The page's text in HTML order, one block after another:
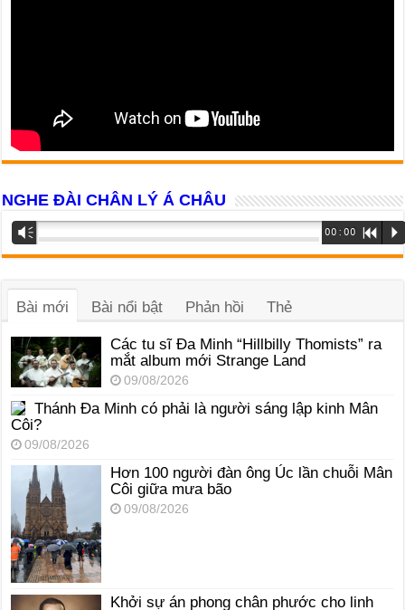
NGHE ĐÀI CHÂN LÝ Á CHÂU
Trình
phát
âm
Vm 00:00 R P
Bài mới Bài nổi bật Phản hồi Thẻ
Các tu sĩ Đa Minh “Hillbilly Thomists” ra
mắt album mới Strange Land
09/08/2026
Thánh Đa Minh có phải là người sáng lập kinh Mân
Côi?
09/08/2026
Hơn 100 người đàn ông Úc lần chuỗi Mân
Côi giữa mưa bão
09/08/2026
Khởi sự án phong chân phước cho linh